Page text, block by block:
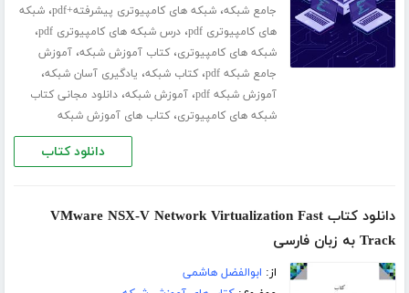
جامع شبکه،شبکه های کامپیوتری پیشرفته+pdf ،شبکه
های کامپیوتری pdf
،درس شبکه های کامپیوتری pdf ،
شبکه های کامپیوتری،کتاب آموزش شبکه،آموزش
جامع شبکه pdf
،کتاب شبکه، یادگیری آسان شبکه،
آموزش شبکه pdf ،آموزش شبکه،دانلود مجانی کتاب
شبکه های کامپیوتری،کتاب های آموزش شبکه
دانلود کتاب
دانلود کتاب VMware NSX-V Network Virtualization Fast
Track به زبان فارسی
از: ابوالفضل هاشمی